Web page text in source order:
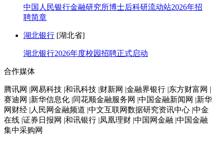
中国人民银行金融研究所博士后科研流动站2026年招
聘简章
湖北银行 [湖北省]
湖北银行2026年度校园招聘正式启动
合作媒体
腾讯网 |网易科技 |和讯科技 |财新网 |金融界银行 |东方财富网 |
赛迪网 |新华信息化 |同花顺金融服务网 |中国金融新闻网 |新华
网财经 |人民网金融频道 |中文互联网数据研究资讯中心 |中金
在线 |证券日报网 |和讯银行 |凤凰理财 |中国网金融 |中国金融
集中采购网